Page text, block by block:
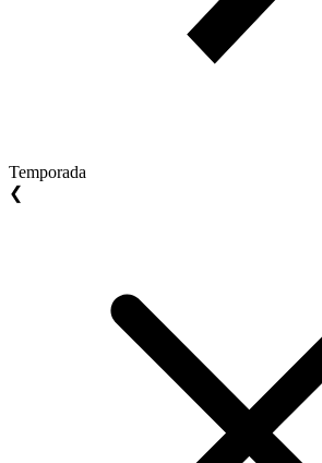
Temporada
❮